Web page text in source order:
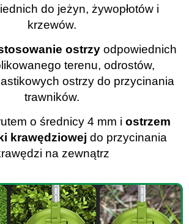
do jeżyn, żywopłotów i
krzewów.
ostrzy odpowiednich
terenu, odrostów,
ostrzy do przycinania
trawników.
o średnicy 4 mm i ostrzem
krawędziowej do przycinania
na zewnątrz